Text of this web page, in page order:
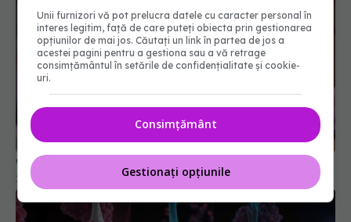
Ce își doresc cu adevărat pacienții cu cancer
10 mar 2026, 21:14
Unii furnizori vă pot prelucra datele cu caracter personal în
interes legitim, față de care puteți obiecta prin gestionarea
opțiunilor de mai jos. Căutați un link în partea de jos a
acestei pagini pentru a gestiona sau a vă retrage
consimțământul în setările de confidențialitate și cookie-
uri.
Consimțământ
Gestionați opțiunile